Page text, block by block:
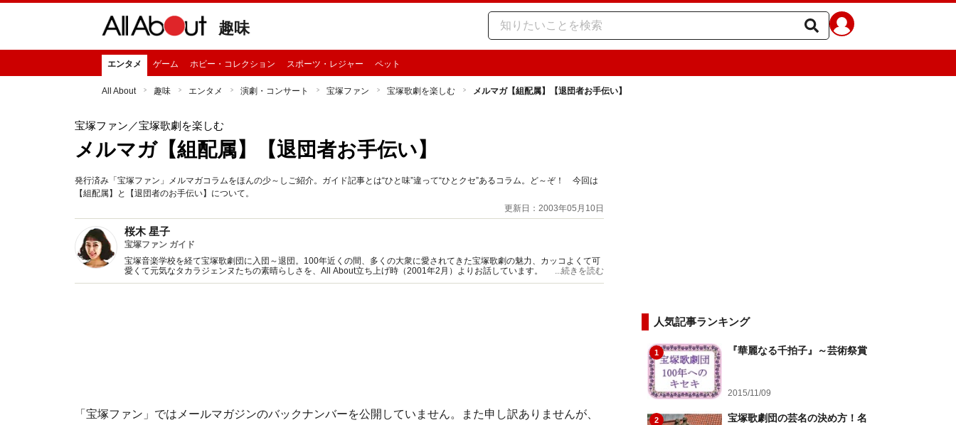
趣味
エンタメ ゲーム ホビー・コレクション スポーツ・レジャー ペット
All About 趣味 エンタメ 演劇・コンサート 宝塚ファン 宝塚歌劇を楽しむ メルマガ【組配属】【退団者お手伝い】
宝塚ファン ／宝塚歌劇を楽しむ
メルマガ【組配属】【退団者お手伝い】
発行済み「宝塚ファン」メルマガコラムをほんの少～しご紹介。ガイド記事とは“ひと味”違って“ひとクセ”あるコラム。ど～ぞ！ 今回は
【組配属】と【退団者のお手伝い】について。
更新日：2003年05月10日
桜木 星子
宝塚ファン ガイド
宝塚音楽学校を経て宝塚歌劇団に入団～退団。100年近くの間、多くの大衆に愛されてきた宝塚歌劇の魅力、カッコよくて可
愛くて元気なタカラジェンヌたちの素晴らしさを、All About立ち上げ時（2001年2月）よりお話しています。
...続きを読む
「宝塚ファン」ではメールマガジンのバックナンバーを公開していません。また申し訳ありませんが、
人気記事ランキング
1 『華麗なる千拍子』～芸術祭賞
2015/11/09
2
宝塚歌劇団の芸名の決め方！名